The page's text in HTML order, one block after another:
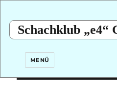
Schachklub „e4“
MENÜ